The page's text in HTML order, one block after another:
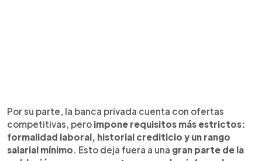
Por su parte, la banca privada cuenta con ofertas
competitivas, pero impone requisitos más estrictos:
formalidad laboral, historial crediticio y un rango
salarial mínimo. Esto deja fuera a una gran parte de la